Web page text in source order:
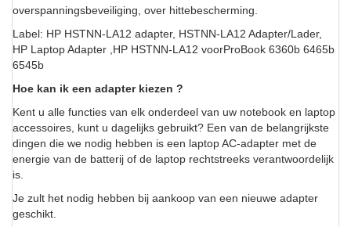
overspanningsbeveiliging, over hittebescherming.
Label: HP HSTNN-LA12 adapter, HSTNN-LA12 Adapter/Lader,
HP Laptop Adapter ,HP HSTNN-LA12 voorProBook 6360b 6465b
6545b
Hoe kan ik een adapter kiezen ?
Kent u alle functies van elk onderdeel van uw notebook en laptop
accessoires, kunt u dagelijks gebruikt? Een van de belangrijkste
dingen die we nodig hebben is een laptop AC-adapter met de
energie van de batterij of de laptop rechtstreeks verantwoordelijk
is.
Je zult het nodig hebben bij aankoop van een nieuwe adapter
geschikt.